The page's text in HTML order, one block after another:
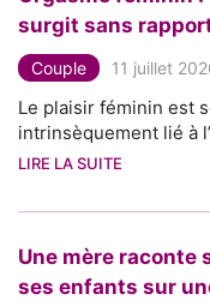
surgit sans
Couple 11 juillet
Le plaisir féminin est
intrinsèquement lié à
LIRE LA SUITE
Une mère raconte
ses enfants sur